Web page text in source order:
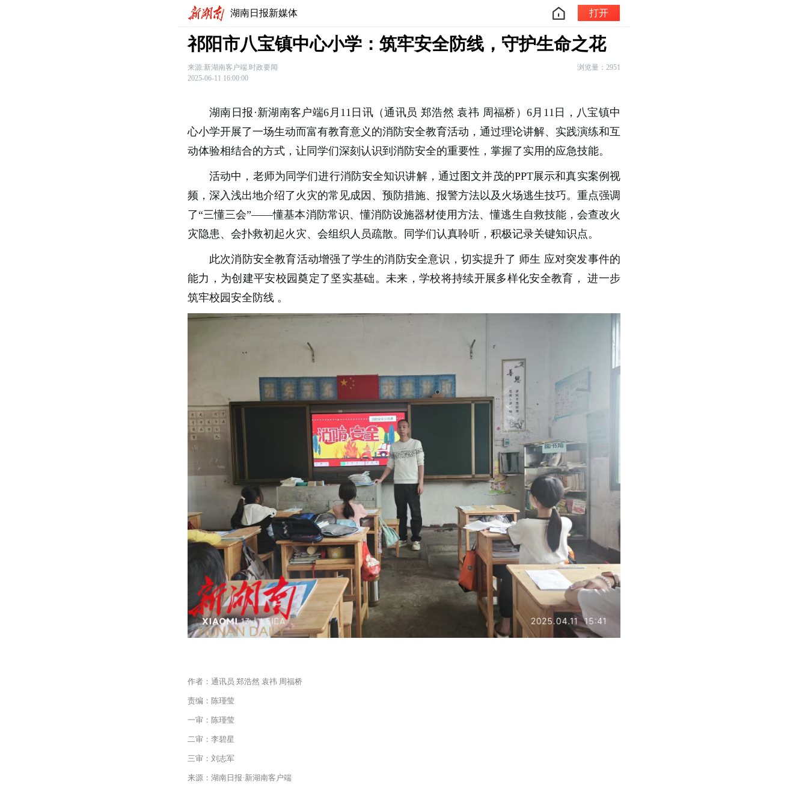
湖南日报新媒体 打开
祁阳市八宝镇中心小学：筑牢安全防线，守护生命之花
来源:新湖南客户端.时政要闻
浏览量：2951
2025-06-11 16:00:00
湖南日报·新湖南客户端6月11日讯（通讯员 郑浩然 袁祎 周福桥）6月11日，八宝镇中
心小学开展了一场生动而富有教育意义的消防安全教育活动，通过理论讲解、实践演练和互
动体验相结合的方式，让同学们深刻认识到消防安全的重要性，掌握了实用的应急技能。
活动中，老师为同学们进行消防安全知识讲解，通过图文并茂的PPT展示和真实案例视
频，深入浅出地介绍了火灾的常见成因、预防措施、报警方法以及火场逃生技巧。重点强调
了“三懂三会”——懂基本消防常识、懂消防设施器材使用方法、懂逃生自救技能，会查改火
灾隐患、会扑救初起火灾、会组织人员疏散。同学们认真聆听，积极记录关键知识点。
此次消防安全教育活动增强了学生的消防安全意识， 切实提升了 师生 应对突发事件的
能力， 为创建平安校园奠定了坚实基础。未来，学校将持续开展多样化安全教育， 进一步
筑牢校园安全防线 。
作者：通讯员 郑浩然 袁祎 周福桥
责编：陈瑾莹
一审：陈瑾莹
二审：李碧星
三审：刘志军
来源：湖南日报·新湖南客户端